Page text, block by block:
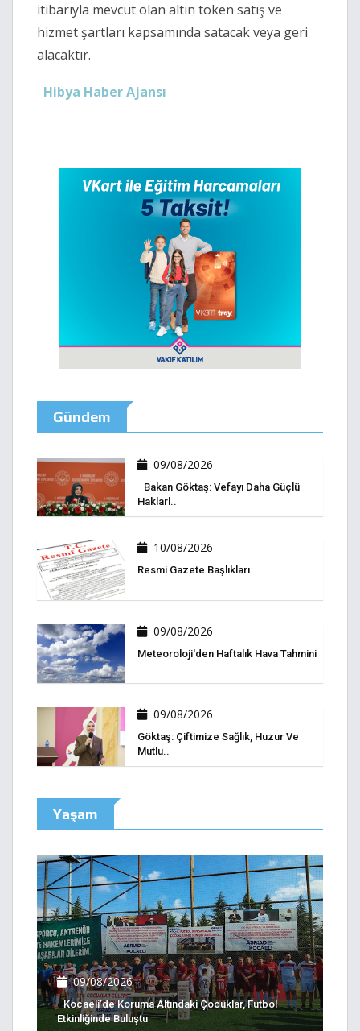
itibarıyla mevcut olan altın token satış ve
hizmet şartları kapsamında satacak veya geri
alacaktır.
Hibya Haber Ajansı
Gündem
09/08/2026
Bakan Göktaş: Vefayı Daha Güçlü
Haklarl..
10/08/2026
Resmi Gazete Başlıkları
09/08/2026
Meteoroloji'den Haftalık Hava Tahmini
09/08/2026
Göktaş: Çiftimize Sağlık, Huzur Ve
Mutlu..
Yaşam
09/08/2026
Kocaeli’de Koruma Altındaki Çocuklar, Futbol
Etkinliğinde Buluştu